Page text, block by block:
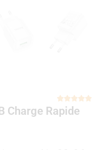

Charge Rapide